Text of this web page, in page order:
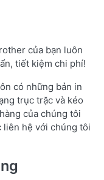
của bạn luôn
tiết kiệm chi phí!
có những bản in
trục trặc và kéo
của chúng tôi
liên hệ với chúng tôi